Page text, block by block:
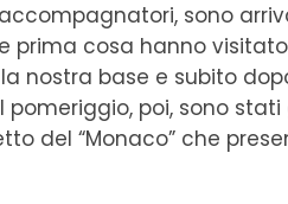
accompagnatori, sono
cosa hanno
la nostra base e subito
pomeriggio, poi, sono
del “Monaco” che